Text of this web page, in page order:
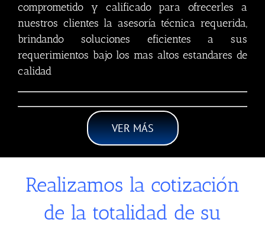
comprometido y calificado para ofrecerles a
nuestros clientes la asesoría técnica requerida,
brindando soluciones eficientes a sus
requerimientos bajo los mas altos estandares de
calidad
VER MÁS
Realizamos la cotización
de la totalidad de su